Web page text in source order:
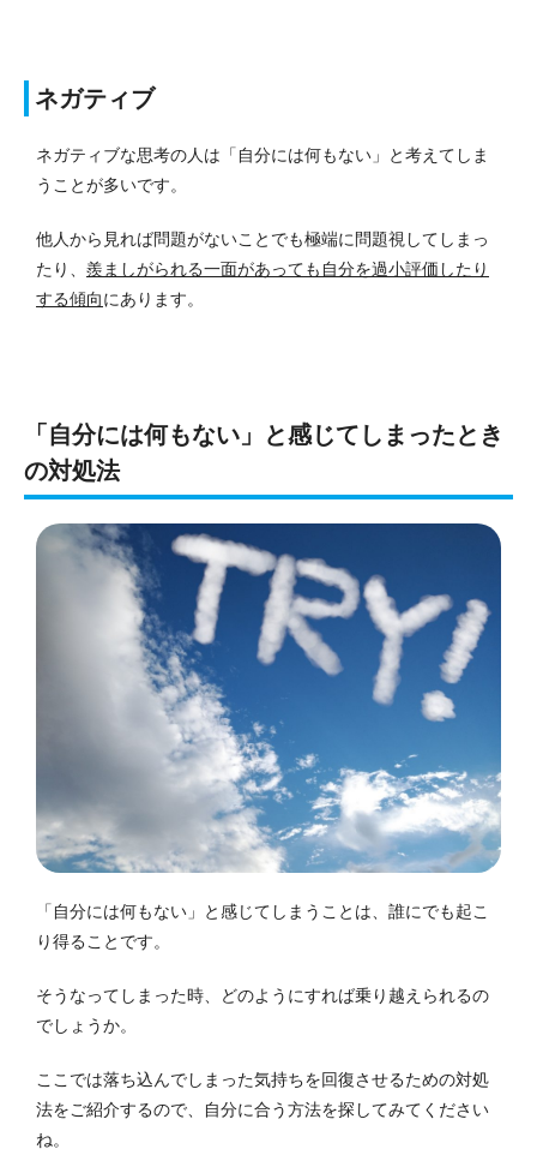
ネガティブ
ネガティブな思考の人は「自分には何もない」と考えてしま
うことが多いです。
他人から見れば問題がないことでも極端に問題視してしまっ
たり、 羨ましがられる一面があっても自分を過小評価したり
する傾向にあります。
「自分には何もない」と感じてしまったとき
の対処法
「自分には何もない」と感じてしまうことは、誰にでも起こ
り得ることです。
そうなってしまった時、どのようにすれば乗り越えられるの
でしょうか。
ここでは落ち込んでしまった気持ちを回復させるための対処
法をご紹介するので、自分に合う方法を探してみてください
ね。